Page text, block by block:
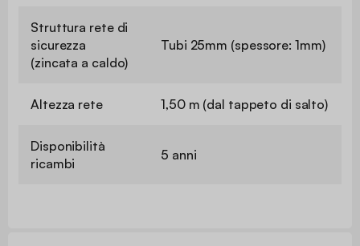
Struttura rete di
sicurezza
(zincata a caldo)
Tubi 25mm (spessore: 1mm)
Altezza rete 1,50 m (dal tappeto di salto)
Disponibilità
ricambi
5 anni